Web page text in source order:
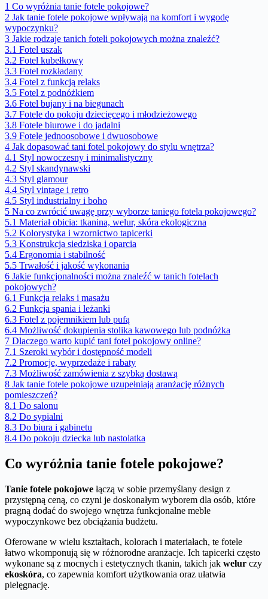
1 Co wyróżnia tanie fotele pokojowe?
2 Jak tanie fotele pokojowe wpływają na komfort i wygodę
wypoczynku?
3 Jakie rodzaje tanich foteli pokojowych można znaleźć?
3.1 Fotel uszak
3.2 Fotel kubełkowy
3.3 Fotel rozkładany
3.4 Fotel z funkcją relaks
3.5 Fotel z podnóżkiem
3.6 Fotel bujany i na biegunach
3.7 Fotele do pokoju dziecięcego i młodzieżowego
3.8 Fotele biurowe i do jadalni
3.9 Fotele jednoosobowe i dwuosobowe
4 Jak dopasować tani fotel pokojowy do stylu wnętrza?
4.1 Styl nowoczesny i minimalistyczny
4.2 Styl skandynawski
4.3 Styl glamour
4.4 Styl vintage i retro
4.5 Styl industrialny i boho
5 Na co zwrócić uwagę przy wyborze taniego fotela pokojowego?
5.1 Materiał obicia: tkanina, welur, skóra ekologiczna
5.2 Kolorystyka i wzornictwo tapicerki
5.3 Konstrukcja siedziska i oparcia
5.4 Ergonomia i stabilność
5.5 Trwałość i jakość wykonania
6 Jakie funkcjonalności można znaleźć w tanich fotelach
pokojowych?
6.1 Funkcja relaks i masażu
6.2 Funkcja spania i leżanki
6.3 Fotel z pojemnikiem lub pufą
6.4 Możliwość dokupienia stolika kawowego lub podnóżka
7 Dlaczego warto kupić tani fotel pokojowy online?
7.1 Szeroki wybór i dostępność modeli
7.2 Promocje, wyprzedaże i rabaty
7.3 Możliwość zamówienia z szybką dostawą
8 Jak tanie fotele pokojowe uzupełniają aranżację różnych
pomieszczeń?
8.1 Do salonu
8.2 Do sypialni
8.3 Do biura i gabinetu
8.4 Do pokoju dziecka lub nastolatka
Co wyróżnia tanie fotele pokojowe?
Tanie fotele pokojowe łączą w sobie przemyślany design z
przystępną ceną, co czyni je doskonałym wyborem dla osób, które
pragną dodać do swojego wnętrza funkcjonalne meble
wypoczynkowe bez obciążania budżetu.
Oferowane w wielu kształtach, kolorach i materiałach, te fotele
łatwo wkomponują się w różnorodne aranżacje. Ich tapicerki często
wykonane są z mocnych i estetycznych tkanin, takich jak welur czy
ekoskóra, co zapewnia komfort użytkowania oraz ułatwia
pielęgnację.